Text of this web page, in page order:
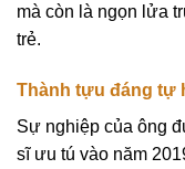
mà còn là ngọn lửa
trẻ.
Thành tựu đáng tự
Sự nghiệp của ông
sĩ ưu tú vào năm